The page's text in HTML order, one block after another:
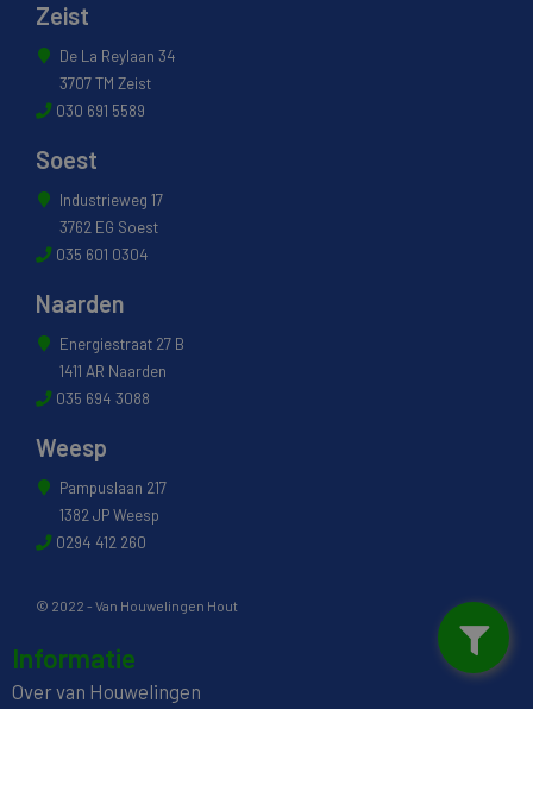
Zeist
De La Reylaan 34
3707 TM Zeist
030 691 5589
Soest
Industrieweg 17
3762 EG Soest
035 601 0304
Naarden
Energiestraat 27 B
1411 AR Naarden
035 694 3088
Weesp
Pampuslaan 217
1382 JP Weesp
0294 412 260
© 2022 - Van Houwelingen Hout
Informatie
Over van Houwelingen